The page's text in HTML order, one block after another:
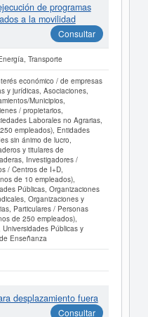
de programas
a la movilidad
Consultar
Transporte
económico / de empresas
y jurídicas, Asociaciones,
Municipios,
/ propietarios,
Laborales no Agrarias,
empleados), Entidades
sin ánimo de lucro,
y titulares de
Investigadores /
/ Centros de I+D,
de 10 empleados),
Públicas, Organizaciones
Organizaciones y
Particulares / Personas
de 250 empleados),
Públicas y
Enseñanza
desplazamiento fuera
Consultar